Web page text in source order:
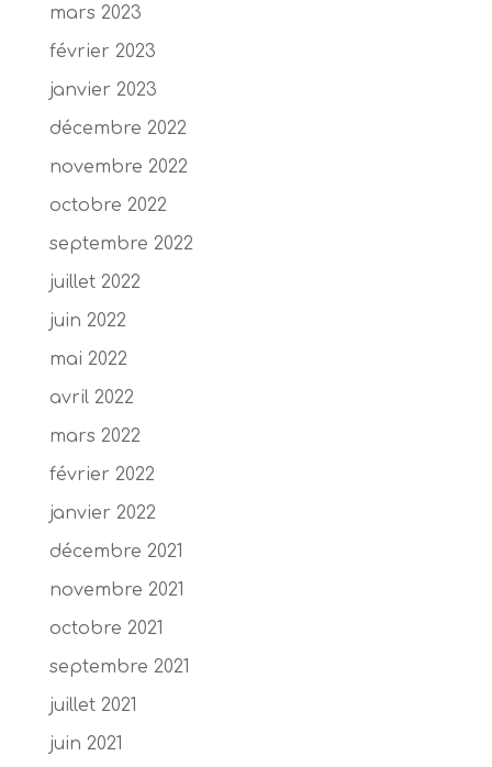
mars 2023
février 2023
janvier 2023
décembre 2022
novembre 2022
octobre 2022
septembre 2022
juillet 2022
juin 2022
mai 2022
avril 2022
mars 2022
février 2022
janvier 2022
décembre 2021
novembre 2021
octobre 2021
septembre 2021
juillet 2021
juin 2021